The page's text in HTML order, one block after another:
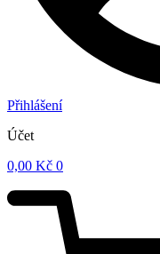
Přihlášení
Účet
0,00 Kč 0